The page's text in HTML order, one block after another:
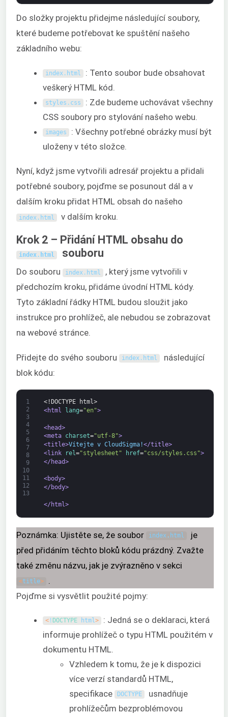
Do složky projektu přidejme následující soubory,
které budeme potřebovat ke spuštění našeho
základního webu:
index. html : Tento soubor bude obsahovat
veškerý HTML kód.
styles . css : Zde budeme uchovávat všechny
CSS soubory pro stylování našeho webu.
images : Všechny potřebné obrázky musí být
uloženy v této složce.
Nyní, když jsme vytvořili adresář projektu a přidali
potřebné soubory, pojďme se posunout dál a v
dalším kroku přidat HTML obsah do našeho
index. html v dalším kroku.
Krok 2 – Přidání HTML obsahu do
index. html souboru
Do souboru index. html , který jsme vytvořili v
předchozím kroku, přidáme úvodní HTML kódy.
Tyto základní řádky HTML budou sloužit jako
instrukce pro prohlížeč, ale nebudou se zobrazovat
na webové stránce.
Přidejte do svého souboru index. html následující
blok kódu:
1
2
3
4
5
6
7
8
9
10
11
12
13
<!DOCTYPE html>
<html
lang="en">
<head>
<meta charset="utf-8">
<title>Vítejte v CloudSigma!</title>
<link
rel="stylesheet" href="css/styles.css">
</head>
<body>
</body>
</html>
Poznámka: Ujistěte se, že soubor index. html
je
před přidáním těchto bloků kódu prázdný. Zvažte
také změnu názvu, jak je zvýrazněno v sekci
<title>
.
Pojďme si vysvětlit použité pojmy:
<! DOCTYPE html> : Jedná se o deklaraci, která
informuje prohlížeč o typu HTML použitém v
dokumentu HTML.
Vzhledem k tomu, že je k dispozici
více verzí standardů HTML,
specifikace
DOCTYPE usnadňuje
prohlížečům bezproblémovou